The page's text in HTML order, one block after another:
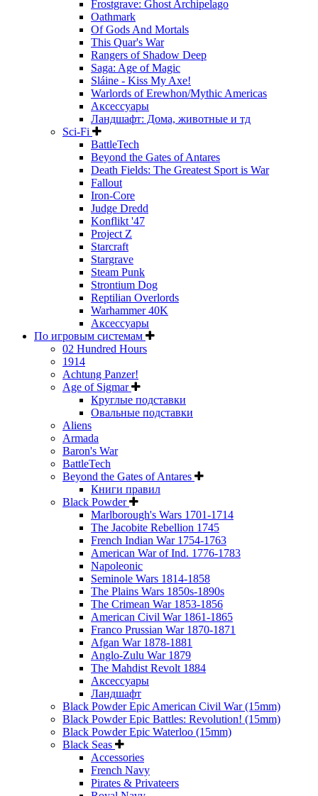
Frostgrave: Ghost Archipelago
Oathmark
Of Gods And Mortals
This Quar's War
Rangers of Shadow Deep
Saga: Age of Magic
Sláine - Kiss My Axe!
Warlords of Erewhon/Mythic Americas
Аксессуары
Ландшафт: Дома, животные и тд
Sci-Fi
BattleTech
Beyond the Gates of Antares
Death Fields: The Greatest Sport is War
Fallout
Iron-Core
Judge Dredd
Konflikt '47
Project Z
Starcraft
Stargrave
Steam Punk
Strontium Dog
Reptilian Overlords
Warhammer 40K
Аксессуары
По игровым системам
02 Hundred Hours
1914
Achtung Panzer!
Age of Sigmar
Круглые подставки
Овальные подставки
Aliens
Armada
Baron's War
BattleTech
Beyond the Gates of Antares
Книги правил
Black Powder
Marlborough's Wars 1701-1714
The Jacobite Rebellion 1745
French Indian War 1754-1763
American War of Ind. 1776-1783
Napoleonic
Seminole Wars 1814-1858
The Plains Wars 1850s-1890s
The Crimean War 1853-1856
American Civil War 1861-1865
Franco Prussian War 1870-1871
Afgan War 1878-1881
Anglo-Zulu War 1879
The Mahdist Revolt 1884
Аксессуары
Ландшафт
Black Powder Epic American Civil War (15mm)
Black Powder Epic Battles: Revolution! (15mm)
Black Powder Epic Waterloo (15mm)
Black Seas
Accessories
French Navy
Pirates & Privateers